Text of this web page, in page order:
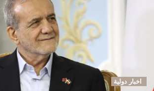
اخبار دولية